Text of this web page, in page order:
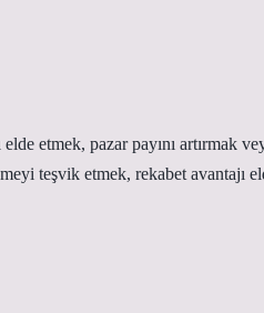
etmek, pazar payını artırmak
teşvik etmek, rekabet avantajı